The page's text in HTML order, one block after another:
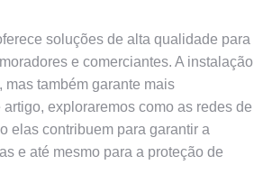
soluções de alta qualidade para
e comerciantes. A instalação
também garante mais
exploraremos como as redes de
elas contribuem para garantir a
e até mesmo para a proteção de